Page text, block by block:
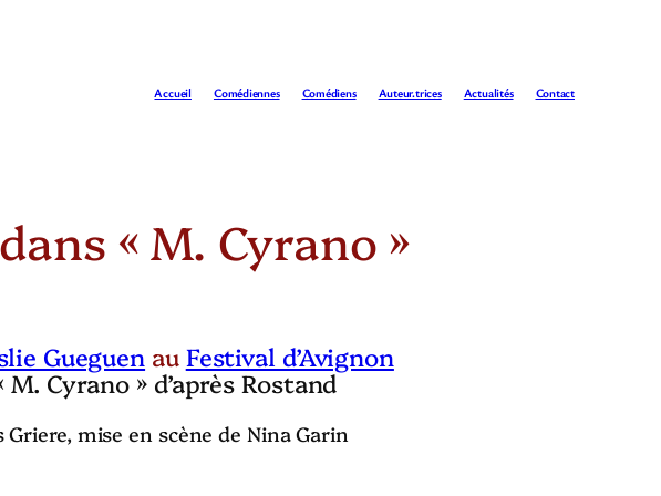
Accueil Comédiennes Comédiens Auteur.trices Actualités Contact
« M. Cyrano »
Gueguen auFestival d’Avignon
M. Cyrano » d’après Rostand
mise en scène de Nina Garin